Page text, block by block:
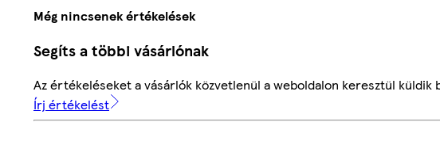
Még nincsenek értékelések
Segíts a többi vásárlónak
Az értékeléseket a vásárlók közvetlenül a weboldalon keresztül
Írj értékelést